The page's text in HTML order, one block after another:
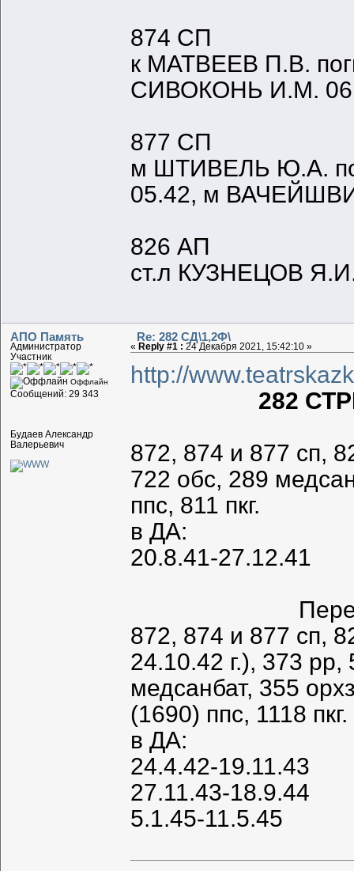
874 СП
к МАТВЕЕВ П.В.
СИВОКОНЬ И.М.
877 СП
м ШТИВЕЛЬ Ю.А.
05.42, м
826 АП
ст.л КУЗНЕЦОВ
АПО Память
Администратор
Участник
Оффлайн
Сообщений: 29 343
Будаев Александр
Валерьевич
Re: 282 СД\1,2Ф\
« Reply #1 : 24 Декабря 2021, 15:42:10 »
http://
282
872, 874 и 877 сп,
722 обс, 289
ппс, 811 пкг.
в ДА:
20.8.41-27.12.41
872, 874 и 877 сп,
24.10.42 г.), 373
медсанбат, 355
(1690) ппс, 1118 пкг.
в ДА:
24.4.42-19.11.43
27.11.43-18.9.44
5.1.45-11.5.45